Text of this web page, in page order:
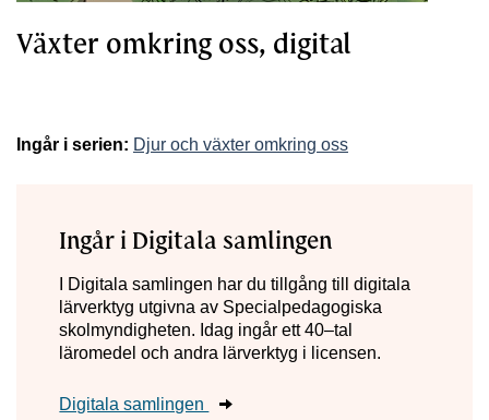
Växter omkring oss, digital
Ingår i serien: Djur och växter omkring oss
Ingår i Digitala samlingen
I Digitala samlingen har du tillgång till digitala
lärverktyg utgivna av Specialpedagogiska
skolmyndigheten. Idag ingår ett 40–tal
läromedel och andra lärverktyg i licensen.
Digitala samlingen